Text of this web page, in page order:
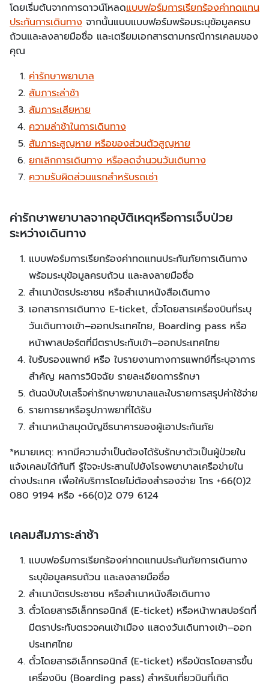
โดยเริ่มต้นจากการดาวน์โหลดแบบฟอร์มการเรียกร้องค่าทดแทน
ประกันการเดินทาง จากนั้นแนบแบบฟอร์มพร้อมระบุข้อมูลครบ
ถ้วนและลงลายมือชื่อ และเตรียมเอกสารตามกรณีการเคลมของ
คุณ
ค่ารักษาพยาบาล
สัมภาระล่าช้า
สัมภาระเสียหาย
ความล่าช้าในการเดินทาง
สัมภาระสูญหาย หรือของส่วนตัวสูญหาย
ยกเลิกการเดินทาง หรือลดจำนวนวันเดินทาง
ความรับผิดส่วนแรกสำหรับรถเช่า
ค่ารักษาพยาบาลจากอุบัติเหตุหรือการเจ็บป่วย
ระหว่างเดินทาง
แบบฟอร์มการเรียกร้องค่าทดแทนประกันภัยการเดินทาง
พร้อมระบุข้อมูลครบถ้วน และลงลายมือชื่อ
สำเนาบัตรประชาชน หรือสำเนาหนังสือเดินทาง
เอกสารการเดินทาง E-ticket, ตั๋วโดยสารเครื่องบินที่ระบุ
วันเดินทางเข้า–ออกประเทศไทย, Boarding pass หรือ
หน้าพาสปอร์ตที่มีตราประทับเข้า–ออกประเทศไทย
ใบรับรองแพทย์ หรือ ใบรายงานทางการแพทย์ที่ระบุอาการ
สำคัญ ผลการวินิจฉัย รายละเอียดการรักษา
ต้นฉบับใบเสร็จค่ารักษาพยาบาลและใบรายการสรุปค่าใช้จ่าย
รายการยาหรือรูปภาพยาที่ได้รับ
สำเนาหน้าสมุดบัญชีธนาคารของผู้เอาประกันภัย
*หมายเหตุ: หากมีความจำเป็นต้องได้รับรักษาตัวเป็นผู้ป่วยใน
แจ้งเคลมได้ทันที รู้ใจจะประสานไปยังโรงพยาบาลเครือข่ายใน
ต่างประเทศ เพื่อให้บริการโดยไม่ต้องสำรองจ่าย โทร +66(0)2
080 9194 หรือ +66(0)2 079 6124
เคลมสัมภาระล่าช้า
แบบฟอร์มการเรียกร้องค่าทดแทนประกันภัยการเดินทาง
ระบุข้อมูลครบถ้วน และลงลายมือชื่อ
สำเนาบัตรประชาชน หรือสำเนาหนังสือเดินทาง
ตั๋วโดยสารอิเล็กทรอนิกส์ (E-ticket) หรือหน้าพาสปอร์ตที่
มีตราประทับตรวจคนเข้าเมือง แสดงวันเดินทางเข้า–ออก
ประเทศไทย
ตั๋วโดยสารอิเล็กทรอนิกส์ (E-ticket) หรือบัตรโดยสารขึ้น
เครื่องบิน (Boarding pass) สำหรับเที่ยวบินที่เกิด